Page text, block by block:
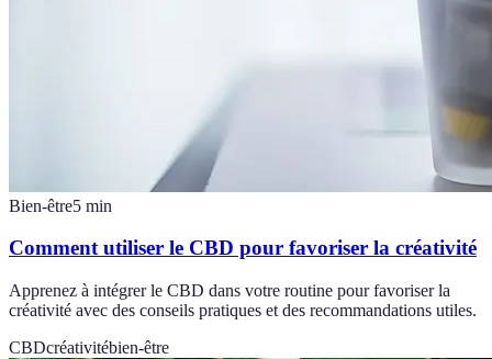
Bien-être5 min
Comment utiliser le CBD pour favoriser la créativité
Apprenez à intégrer le CBD dans votre routine pour favoriser la
créativité avec des conseils pratiques et des recommandations utiles.
CBDcréativitébien-être